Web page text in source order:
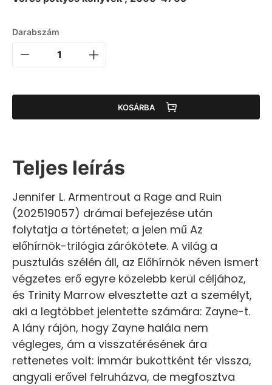
Darabszám
KOSÁRBA
Teljes leírás
Jennifer L. Armentrout a Rage and Ruin
(202519057) drámai befejezése után
folytatja a történetet; a jelen mű Az
előhírnök-trilógia zárókötete. A világ a
pusztulás szélén áll, az Előhírnök néven ismert
végzetes erő egyre közelebb kerül céljához,
és Trinity Marrow elvesztette azt a személyt,
aki a legtöbbet jelentette számára: Zayne-t.
A lány rájön, hogy Zayne halála nem
végleges, ám a visszatérésének ára
rettenetes volt: immár bukottként tér vissza,
angyali erővel felruházva, de megfosztva